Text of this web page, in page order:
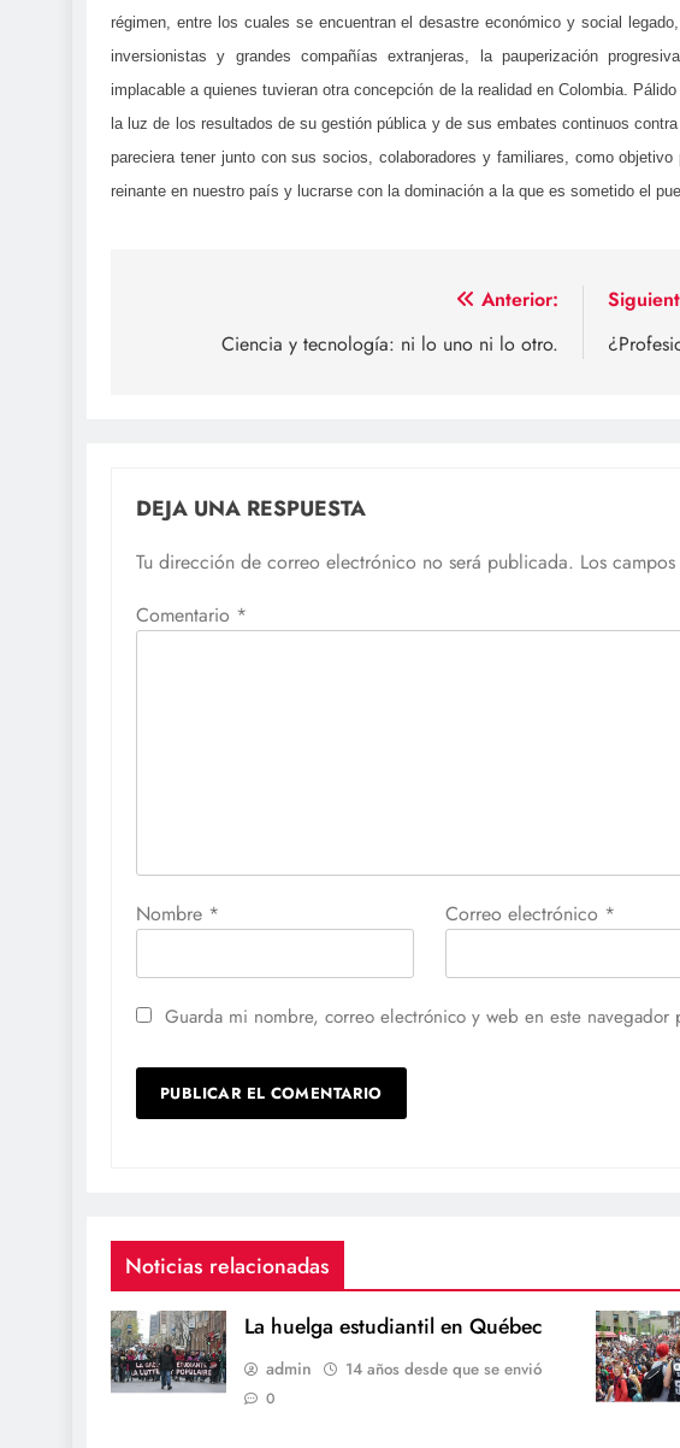
régimen, entre los cuales se encuentran el desastre económico y social
inversionistas y grandes compañías extranjeras, la pauperización
implacable a quienes tuvieran otra concepción de la realidad en Colombia.
la luz de los resultados de su gestión pública y de sus embates continuos
pareciera tener junto con sus socios, colaboradores y familiares, como
reinante en nuestro país y lucrarse con la dominación a la que es sometido el
Anterior:
Ciencia y tecnología: ni lo uno ni lo otro.
DEJA UNA RESPUESTA
Tu dirección de correo electrónico no será publicada. Los
Comentario *
Nombre * Correo electrónico *
Guarda mi nombre, correo electrónico y web en este navegador
Noticias relacionadas
La huelga estudiantil en Québec
admin 14 años desde que se envió
0